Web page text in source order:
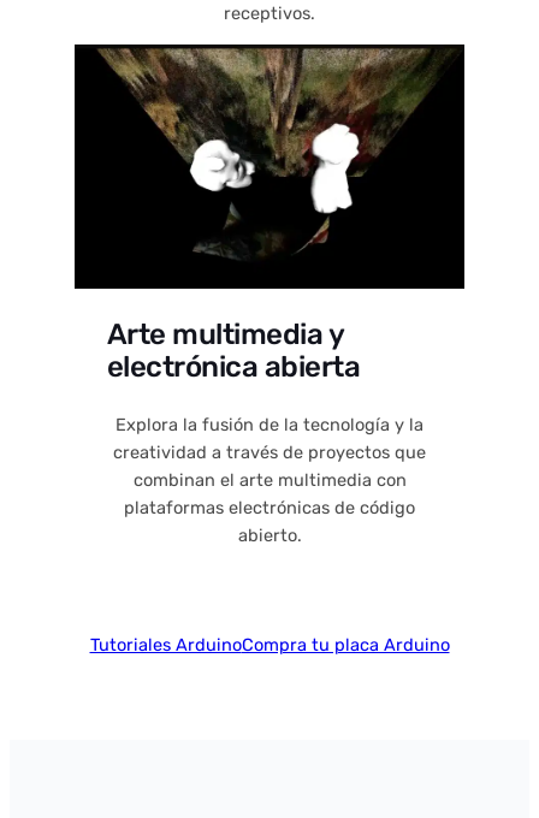
receptivos.
Arte multimedia y
electrónica abierta
Explora la fusión de la tecnología y la
creatividad a través de proyectos que
combinan el arte multimedia con
plataformas electrónicas de código
abierto.
Tutoriales ArduinoCompra tu placa Arduino